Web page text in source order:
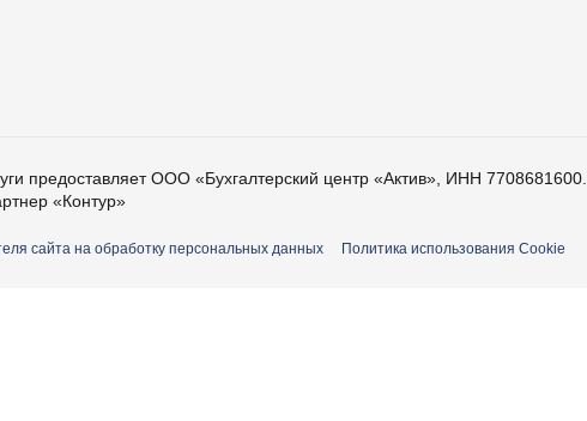
предоставляет ООО «Бухгалтерский центр «Актив», ИНН 7708681600.
«Контур»
сайта на обработку персональных данных Политика использования Cookie